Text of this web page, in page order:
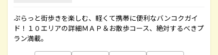
ぷらっと街歩きを楽しむ、軽くて携帯に便利なバンコクガイ
ド！１０エリアの詳細ＭＡＰ＆お散歩コース、絶対するべきプ
ラン満載。